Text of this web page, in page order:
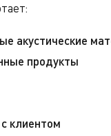
акустические
продукты
клиентом